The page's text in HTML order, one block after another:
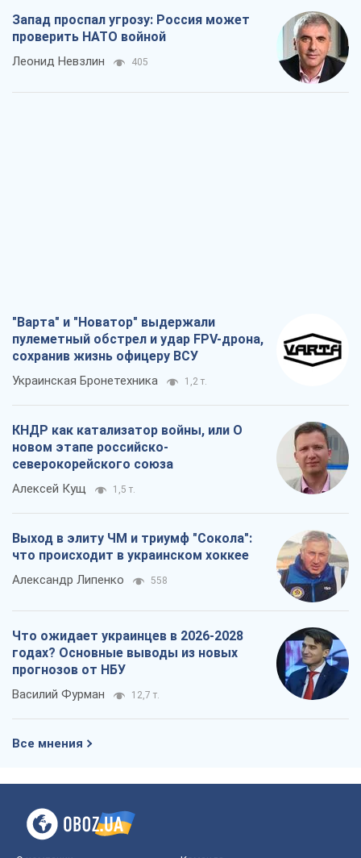
Запад проспал угрозу: Россия может
проверить НАТО войной
Леонид Невзлин 405
"Варта" и "Новатор" выдержали
пулеметный обстрел и удар FPV-дрона,
сохранив жизнь офицеру ВСУ
Украинская Бронетехника 1,2 т.
КНДР как катализатор войны, или О
новом этапе российско-
северокорейского союза
Алексей Кущ 1,5 т.
Выход в элиту ЧМ и триумф "Сокола":
что происходит в украинском хоккее
Александр Липенко 558
Что ожидает украинцев в 2026-2028
годах? Основные выводы из новых
прогнозов от НБУ
Василий Фурман 12,7 т.
Все мнения